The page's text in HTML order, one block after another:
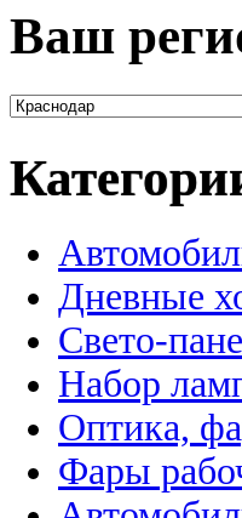
Ваш
Дневные
Свето-
Набор
Оптика,
Фары